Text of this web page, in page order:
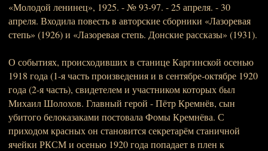
«Молодой ленинец», 1925. - № 93-97. - 25 апреля. - 30
апреля. Входила повесть в авторские сборники «Лазоревая
степь» (1926) и «Лазоревая степь. Донские рассказы» (1931).
О событиях, происходивших в станице Каргинской осенью
1918 года (1-я часть произведения и в сентябре-октябре 1920
года (2-я часть), свидетелем и участником которых был
Михаил Шолохов. Главный герой - Пётр Кремнёв, сын
убитого белоказаками постовала Фомы Кремнёва. С
приходом красных он становится секретарём станичной
ячейки РКСМ и осенью 1920 года попадает в плен к